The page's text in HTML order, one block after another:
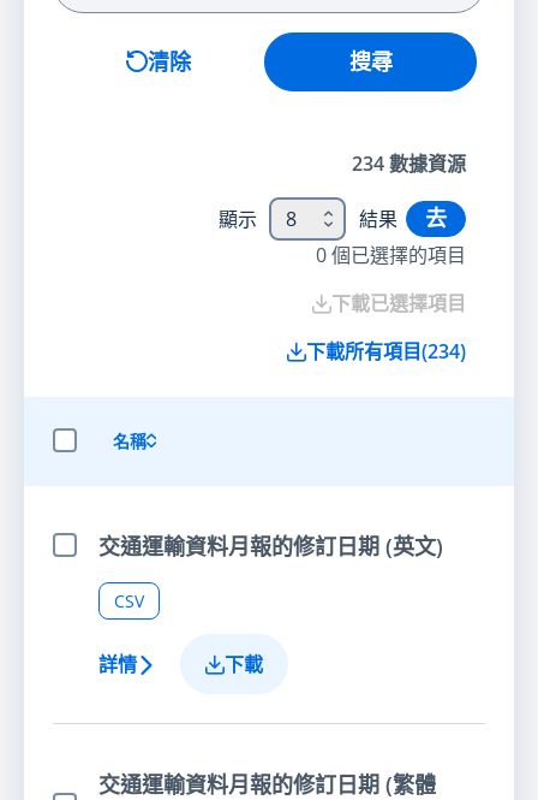
清除 搜尋
234數據資源
顯示 8 結果 去
0個已選擇的項目
下載已選擇項目
下載所有項目(234)
名稱
選擇項目交通運輸資料月報的修訂日期 (英文)
CSV
詳情 下載
交通運輸資料月報的修訂日期 (繁體